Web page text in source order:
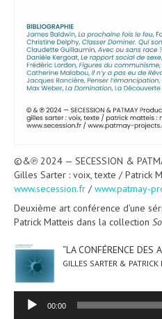
©&℗ 2024 — SECESSION &
Gilles Sarter : voix, texte / Patrick
www.secession.fr /www.patmay-
Deuxième art conférence d’une
Patrick Matteis dans la collection
“LA CONFÉRENCE DES
GILLES SARTER & PATRICK
Audio
Player
00:00